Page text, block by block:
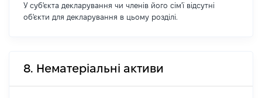
У суб'єкта декларування чи членів його сім'ї відсутні
об'єкти для декларування в цьому розділі.
8. Нематеріальні активи